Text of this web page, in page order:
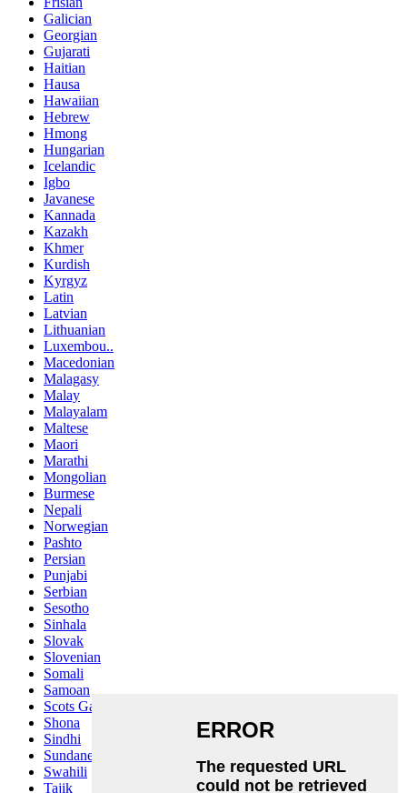
Galician
Georgian
Gujarati
Haitian
Hausa
Hawaiian
Hebrew
Hmong
Hungarian
Icelandic
Igbo
Javanese
Kannada
Kazakh
Khmer
Kurdish
Kyrgyz
Latin
Latvian
Lithuanian
Luxembou..
Macedonian
Malagasy
Malay
Malayalam
Maltese
Maori
Marathi
Mongolian
Burmese
Nepali
Norwegian
Pashto
Persian
Punjabi
Serbian
Sesotho
Sinhala
Slovak
Slovenian
Somali
Samoan
Scots Gaelic
Shona
Sindhi
Sundanese
Swahili
Tajik